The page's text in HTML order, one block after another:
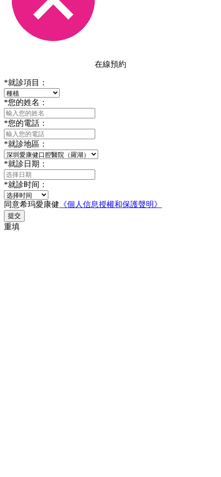
在線預約
*就診項目：
*您的姓名：
*您的電話：
*就診地區：
*就診日期：
*就診时间：
同意希玛愛康健 《個人信息授權和保護聲明》
提交
重填